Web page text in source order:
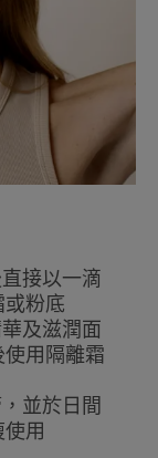
接以一滴
或粉底
及滋潤面
用隔離霜
並於日間
用